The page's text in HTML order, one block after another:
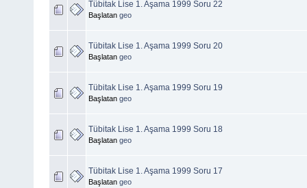
Tübitak Lise 1. Aşama 1999 Soru 22
Başlatan geo
Tübitak Lise 1. Aşama 1999 Soru 20
Başlatan geo
Tübitak Lise 1. Aşama 1999 Soru 19
Başlatan geo
Tübitak Lise 1. Aşama 1999 Soru 18
Başlatan geo
Tübitak Lise 1. Aşama 1999 Soru 17
Başlatan geo